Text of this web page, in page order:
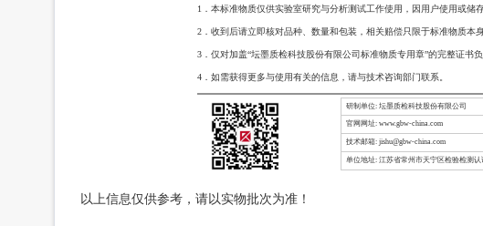
1．本标准物质仅供实验室研究与分析测试工作使用，因用户使用或储
2．收到后请立即核对品种、数量和包装，相关赔偿只限于标准物质本
3．仅对加盖“坛墨质检科技股份有限公司标准物质专用章”的完整证书
4．如需获得更多与使用有关的信息，请与技术咨询部门联系。
研制单位: 坛墨质检科技股份有限公司
官网网址: www.gbw-china.com
技术邮箱: jishu@gbw-china.com
单位地址: 江苏省常州市天宁区检验检测
以上信息仅供参考，请以实物批次为准！